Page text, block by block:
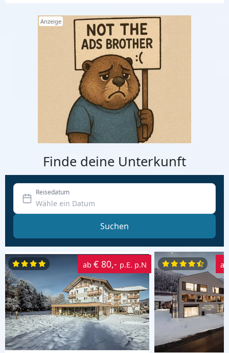
Finde deine Unterkunft
Reisedatum
Suchen
ab € 80,- p.E. p.N
Anzeige